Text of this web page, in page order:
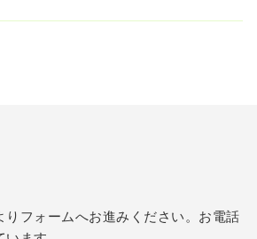
りフォームへお進みください。お電話